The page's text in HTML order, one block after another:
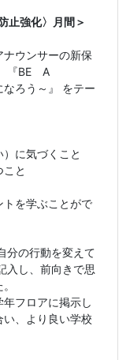
止強化〉月間＞
ウンサーの新保
『BE
A
なろう～』 をテー
に気づくこと
と
トを学ぶことがで
分の行動を変えて
入し、前向きで思
フロアに掲示し
、より良い学校